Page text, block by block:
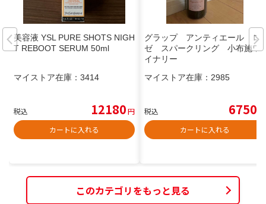
美容液 YSL PURE SHOTS NIGH
T REBOOT SERUM 50ml
マイストア在庫： 3414
税込 12180円
カートに入れる
グラップ アンティエール ロ
ゼ スパークリング 小布施ワ
イナリー
マイストア在庫： 2985
税込 6750
カートに入れる
このカテゴリをもっと見る